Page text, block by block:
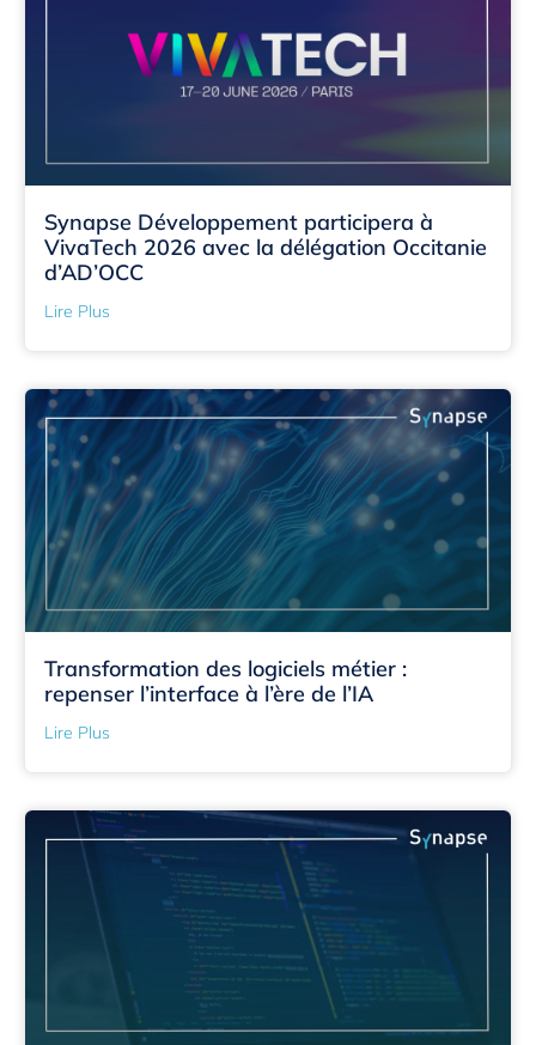
Synapse Développement participera à
VivaTech 2026 avec la délégation Occitanie
d’AD’OCC
Lire Plus
Transformation des logiciels métier :
repenser l’interface à l’ère de l’IA
Lire Plus